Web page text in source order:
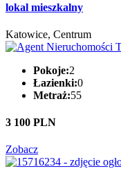
lokal mieszkalny
Katowice, Centrum
Pokoje:2
Łazienki:0
Metraż:55
3 100 PLN
Zobacz